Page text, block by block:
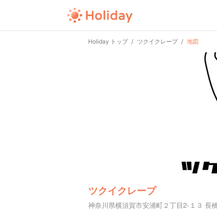
Holiday トップ ツクイクレープ 地図
ツクイクレープ
神奈川県横須賀市安浦町２丁目2-１３ 長